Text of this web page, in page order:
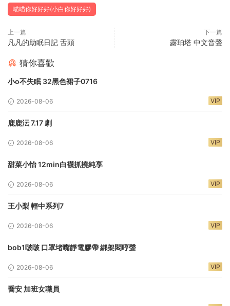
喵喵你好好好(小白你好好好)
上一篇
凡凡的助眠日記 舌頭
下一篇
露珀塔 中文音聲
猜你喜歡
小o不失眠 32黑色裙子0716
2026-08-06 VIP
鹿鹿沄 7.17 劇
2026-08-06 VIP
甜菜小怡 12min白襪抓撓純享
2026-08-06 VIP
王小梨 輕中系列7
2026-08-06 VIP
bob1啵啵 口罩堵嘴靜電膠帶 綁架悶哼聲
2026-08-06 VIP
喬安 加班女職員